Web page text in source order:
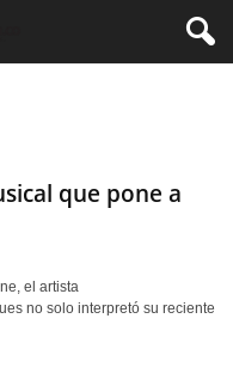
que pone a
el artista
no solo interpretó su reciente